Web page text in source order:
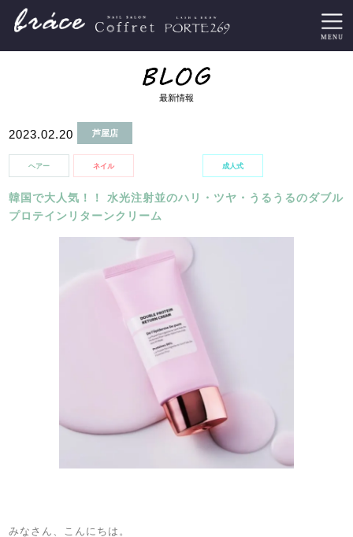
最新情報
2023.02.20 芦屋店
ヘアー ネイル 成人式
韓国で大人気！！ 水光注射並のハリ・ツヤ・うるうるのダブル
プロテインリターンクリーム
みなさん、こんにちは。